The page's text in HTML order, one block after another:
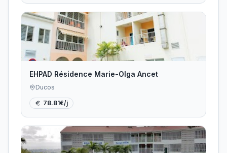
EHPAD Résidence Marie-Olga Ancet
Ducos
78.81€/j